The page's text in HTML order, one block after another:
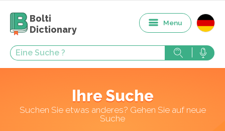
Bolti
Dictionary
Menu
Ihre Suche
Suchen Sie etwas anderes? Gehen Sie auf neue
Suche